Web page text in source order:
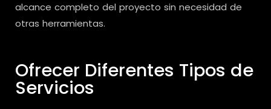
alcance completo del proyecto sin necesidad de
otras herramientas.
Ofrecer Diferentes Tipos de
Servicios